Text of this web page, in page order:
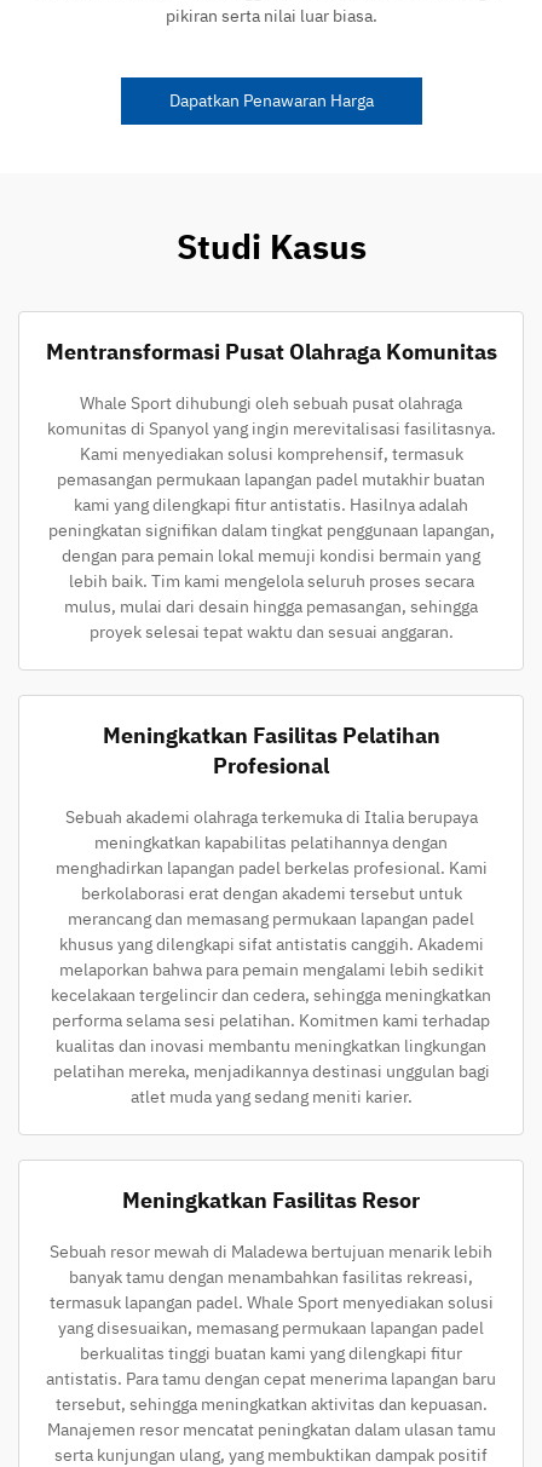
pikiran serta nilai luar biasa.
Dapatkan Penawaran Harga
Studi Kasus
Mentransformasi Pusat Olahraga Komunitas
Whale Sport dihubungi oleh sebuah pusat olahraga
komunitas di Spanyol yang ingin merevitalisasi fasilitasnya.
Kami menyediakan solusi komprehensif, termasuk
pemasangan permukaan lapangan padel mutakhir buatan
kami yang dilengkapi fitur antistatis. Hasilnya adalah
peningkatan signifikan dalam tingkat penggunaan lapangan,
dengan para pemain lokal memuji kondisi bermain yang
lebih baik. Tim kami mengelola seluruh proses secara
mulus, mulai dari desain hingga pemasangan, sehingga
proyek selesai tepat waktu dan sesuai anggaran.
Meningkatkan Fasilitas Pelatihan
Profesional
Sebuah akademi olahraga terkemuka di Italia berupaya
meningkatkan kapabilitas pelatihannya dengan
menghadirkan lapangan padel berkelas profesional. Kami
berkolaborasi erat dengan akademi tersebut untuk
merancang dan memasang permukaan lapangan padel
khusus yang dilengkapi sifat antistatis canggih. Akademi
melaporkan bahwa para pemain mengalami lebih sedikit
kecelakaan tergelincir dan cedera, sehingga meningkatkan
performa selama sesi pelatihan. Komitmen kami terhadap
kualitas dan inovasi membantu meningkatkan lingkungan
pelatihan mereka, menjadikannya destinasi unggulan bagi
atlet muda yang sedang meniti karier.
Meningkatkan Fasilitas Resor
Sebuah resor mewah di Maladewa bertujuan menarik lebih
banyak tamu dengan menambahkan fasilitas rekreasi,
termasuk lapangan padel. Whale Sport menyediakan solusi
yang disesuaikan, memasang permukaan lapangan padel
berkualitas tinggi buatan kami yang dilengkapi fitur
antistatis. Para tamu dengan cepat menerima lapangan baru
tersebut, sehingga meningkatkan aktivitas dan kepuasan.
Manajemen resor mencatat peningkatan dalam ulasan tamu
serta kunjungan ulang, yang membuktikan dampak positif